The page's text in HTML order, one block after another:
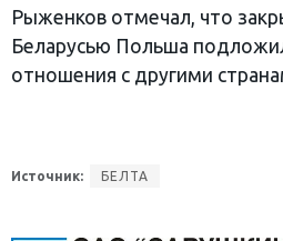
Рыженков отмечал, что
Беларусью Польша
отношения с другими
Источник: БЕЛТА